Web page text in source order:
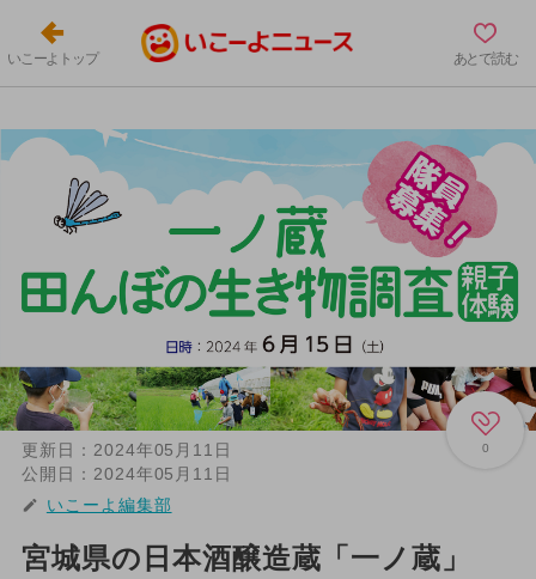
いこーよトップ あとで読む
0
更新日： 2024年05月11日
公開日： 2024年05月11日
いこーよ編集部
宮城県の日本酒醸造蔵「一ノ蔵」